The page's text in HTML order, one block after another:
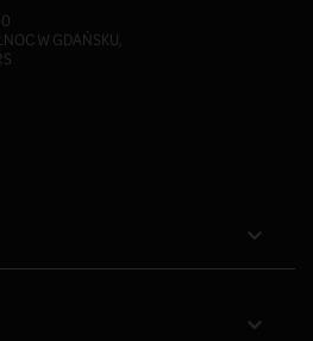
W GDAŃSKU,

